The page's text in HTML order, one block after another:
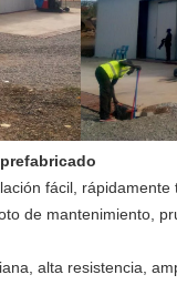
fácil, rápidamente
de mantenimiento,
alta resistencia,